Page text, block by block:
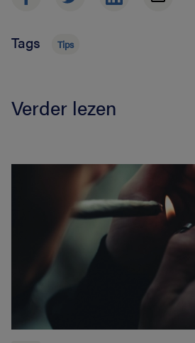
Tags Tips
Verder lezen